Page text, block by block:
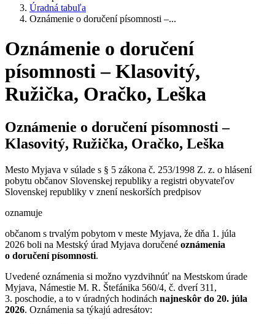
Úradná tabuľa
Oznámenie o doručení písomnosti –...
Oznámenie o doručení
písomnosti – Klasovitý,
Ružička, Oračko, Leška
Oznámenie o doručení písomnosti –
Klasovitý, Ružička, Oračko, Leška
Mesto Myjava v súlade s § 5 zákona č. 253/1998 Z. z. o hlásení
pobytu občanov Slovenskej republiky a registri obyvateľov
Slovenskej republiky v znení neskorších predpisov
oznamuje
občanom s trvalým pobytom v meste Myjava, že dňa 1. júla
2026 boli na Mestský úrad Myjava doručené oznámenia
o doručení písomnosti.
Uvedené oznámenia si možno vyzdvihnúť na Mestskom úrade
Myjava, Námestie M. R. Štefánika 560/4, č. dverí 311,
3. poschodie, a to v úradných hodinách najneskôr do 20. júla
2026. Oznámenia sa týkajú adresátov: